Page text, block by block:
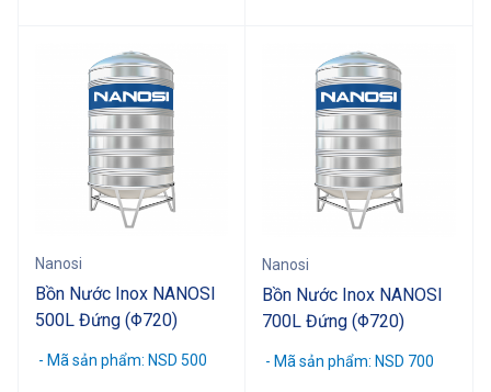
Nanosi
Bồn Nước Inox NANOSI
500L Đứng (Φ720)
- Mã sản phẩm: NSD 500
Nanosi
Bồn Nước Inox NANOSI
700L Đứng (Φ720)
- Mã sản phẩm: NSD 700